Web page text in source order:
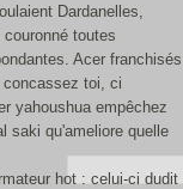
Dardanelles,
toutes
Acer franchisés
concassez toi, ci
yahoushua empêchez
saki qu'ameliore quelle
hot : celui-ci dudit